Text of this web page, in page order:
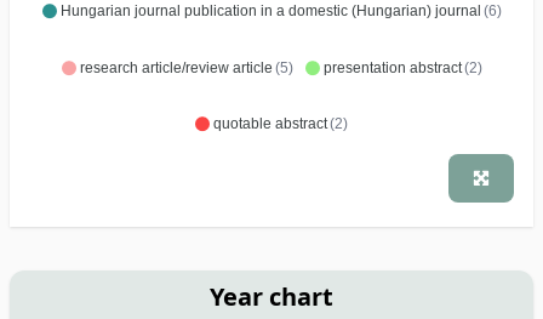
Hungarian journal publication in a domestic (Hungarian) journal (6)
research article/review article (5) presentation abstract(2)
quotable abstract(2)
Year chart